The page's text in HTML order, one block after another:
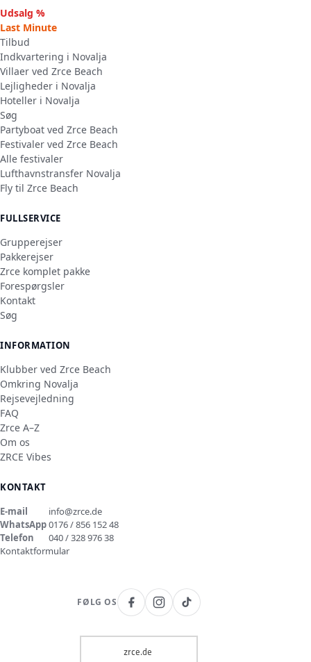
Udsalg %
Last Minute
Tilbud
Indkvartering i Novalja
Villaer ved Zrce Beach
Lejligheder i Novalja
Hoteller i Novalja
Søg
Partyboat ved Zrce Beach
Festivaler ved Zrce Beach
Alle festivaler
Lufthavnstransfer Novalja
Fly til Zrce Beach
FULLSERVICE
Grupperejser
Pakkerejser
Zrce komplet pakke
Forespørgsler
Kontakt
Søg
INFORMATION
Klubber ved Zrce Beach
Omkring Novalja
Rejsevejledning
FAQ
Zrce A–Z
Om os
ZRCE Vibes
KONTAKT
E-mail
info@zrce.de
WhatsApp0176 / 856 152 48
Telefon
040 / 328 976 38
Kontaktformular
FØLG OS